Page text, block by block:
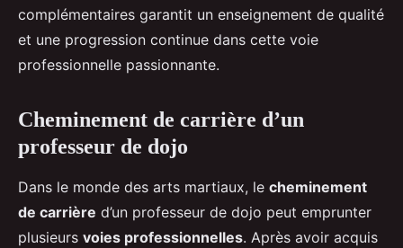
complémentaires garantit un enseignement de qualité
et une progression continue dans cette voie
professionnelle passionnante.
Cheminement de carrière d’un
professeur de dojo
Dans le monde des arts martiaux, le cheminement
de carrière d’un professeur de dojo peut emprunter
plusieurs voies professionnelles. Après avoir acquis